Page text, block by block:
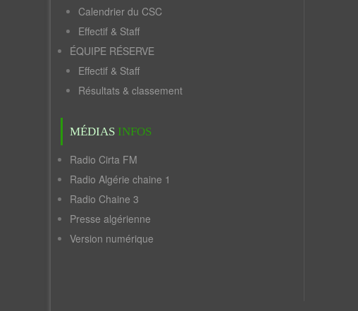
Calendrier du CSC
Effectif & Staff
ÉQUIPE RÉSERVE
Effectif & Staff
Résultats & classement
MÉDIAS INFOS
Radio Cirta FM
Radio Algérie chaine 1
Radio Chaine 3
Presse algérienne
Version numérique